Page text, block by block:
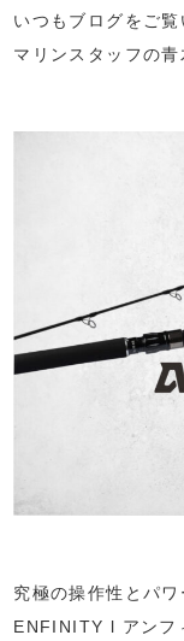
いつもブログをご
マリンスタッフの青
究極の操作性とパ
ENFINITY l アンフ